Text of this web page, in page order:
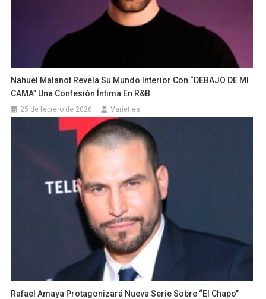
Nahuel Malanot Revela Su Mundo Interior Con “DEBAJO DE MI
CAMA” Una Confesión Íntima En R&B
25 de febrero de 2026 Varieties
Rafael Amaya Protagonizará Nueva Serie Sobre “El Chapo”